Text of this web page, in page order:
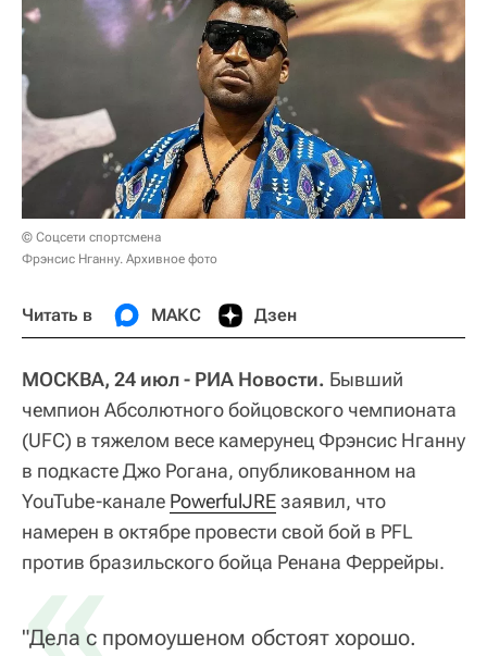
© Соцсети спортсмена
Фрэнсис Нганну. Архивное фото
Читать в МАКС Дзен
МОСКВА, 24 июл - РИА Новости. Бывший
чемпион Абсолютного бойцовского чемпионата
(UFC) в тяжелом весе камерунец Фрэнсис Нганну
в подкасте Джо Рогана, опубликованном на
YouTube-канале PowerfulJREзаявил, что
намерен в октябре провести свой бой в PFL
против бразильского бойца Ренана Феррейры.
«
"Дела с промоушеном обстоят хорошо.